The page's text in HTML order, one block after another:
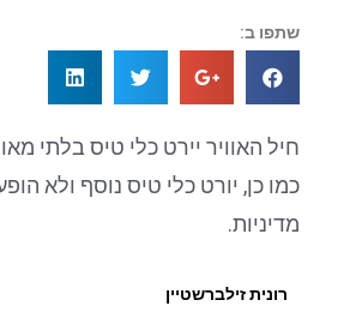
שתפו ב:
חיל האוויר יירט כלי טיס בלתי
כמו כן, יורט כלי טיס נוסף ולא
מדיניות.
רונית זילברשטיין